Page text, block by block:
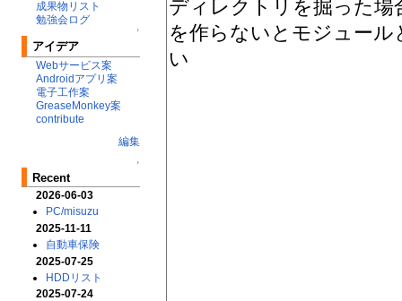
成果物リスト
勉強会ログ
↑
アイデア
Webサービス案
Androidアプリ案
電子工作案
GreaseMonkey案
contribute
編集
↑
Recent
2026-06-03
PC/misuzu
2025-11-11
自動車保険
2025-07-25
HDDリスト
2025-07-24